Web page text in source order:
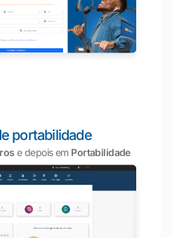
portabilidade
e depois em Portabilidade